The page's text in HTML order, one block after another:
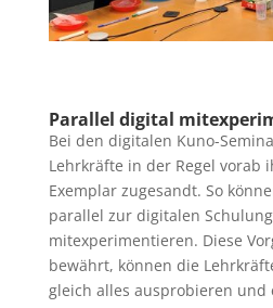
Parallel digital
Bei den digitalen Kuno-
Lehrkräfte in der Regel vorab
Exemplar zugesandt. So
parallel zur digitalen
mitexperimentieren. Diese
bewährt, können die
gleich alles ausprobieren und